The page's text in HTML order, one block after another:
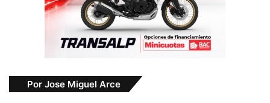
Por Jose Miguel Arce